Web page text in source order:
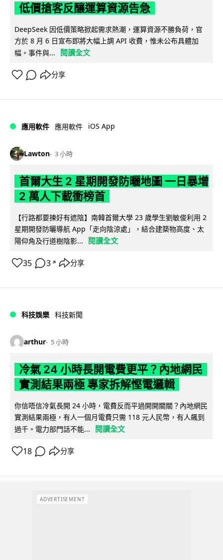
低價搶客反釀運算資源告急
DeepSeek 因低價策略掀起需求熱潮，運算資源不勝負荷，官
方於 8 月 6 日宣布即將大幅上調 API 收費，惟未公布具體加
幅。事件與...
閱讀全文
分享
應用軟件 應用軟件 iOS App
Lawton 3 小時
首爾大生 2 星期開發防曬地圖 一日暴增
2 萬人下載衝榜首
【行路都要揀好有遮陰】南韓首爾大學 23 歲學生劉敏俊利用 2
星期開發防曬導航 App「走向陰涼處」，結合建築物高度、太
陽仰角及行道樹陰影...
閱讀全文
35 3 ↗ 分享
科技娛樂 科技新聞
arthur 5 小時
冷氣 24 小時長開電費更平？內地網民
實測結果兩極 專家拆解慳電邏輯
你信唔信冷氣長開 24 小時，電費反而平過開開關關？內地網民
實測結果兩極，有人一個月電費只需 118 元人民幣，有人飆到
過千。電力部門話不能...
閱讀全文
18 分享
ADVERTISEMENT